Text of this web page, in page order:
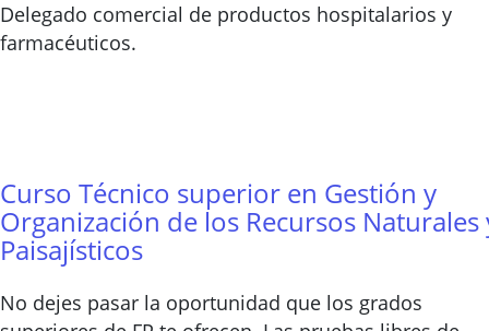
Delegado comercial de productos hospitalarios y
farmacéuticos.
Curso Técnico superior en Gestión y
Organización de los Recursos Naturales
Paisajísticos
No dejes pasar la oportunidad que los grados